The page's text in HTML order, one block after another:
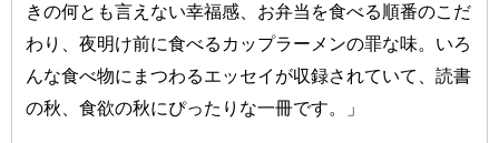
きの何とも言えない幸福感、お弁当を食べる順番のこだ
わり、夜明け前に食べるカップラーメンの罪な味。いろ
んな食べ物にまつわるエッセイが収録されていて、読書
の秋、食欲の秋にぴったりな一冊です。」